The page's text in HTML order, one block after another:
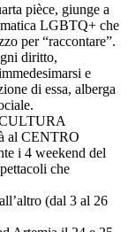
pièce, giunge a
LGBTQ+ che
per “raccontare”.
diritto,
e
di essa, alberga
al CENTRO
i 4 weekend del
che
(dal 3 al 26